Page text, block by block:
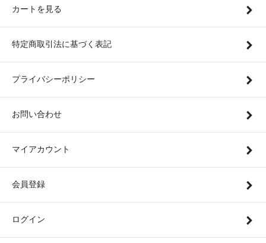
カートを見る
特定商取引法に基づく表記
プライバシーポリシー
お問い合わせ
マイアカウント
会員登録
ログイン